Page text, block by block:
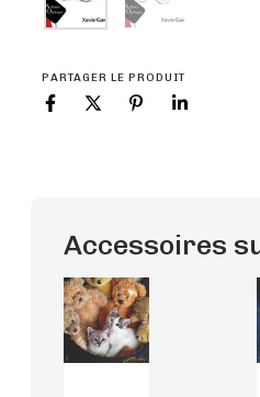
PARTAGER LE PRODUIT
Accessoires